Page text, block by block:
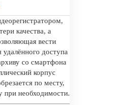
качества, а
вести
доступа
со смартфона
корпус
по месту,
при необходимости.